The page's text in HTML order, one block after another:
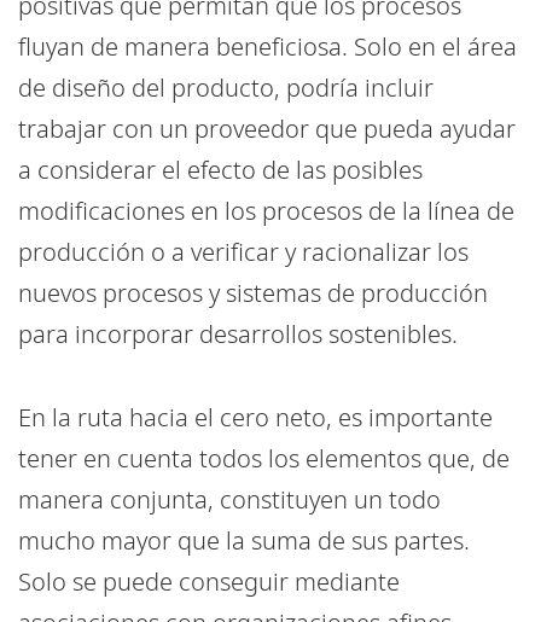
fluyan de manera beneficiosa. Solo en el área
de diseño del producto, podría incluir
trabajar con un proveedor que pueda ayudar
a considerar el efecto de las posibles
modificaciones en los procesos de la línea de
producción o a verificar y racionalizar los
nuevos procesos y sistemas de producción
para incorporar desarrollos sostenibles.
En la ruta hacia el cero neto, es importante
tener en cuenta todos los elementos que, de
manera conjunta, constituyen un todo
mucho mayor que la suma de sus partes.
Solo se puede conseguir mediante